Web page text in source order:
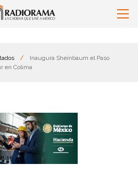
/
Inaugura Sheinbaum el Paso
en Colima